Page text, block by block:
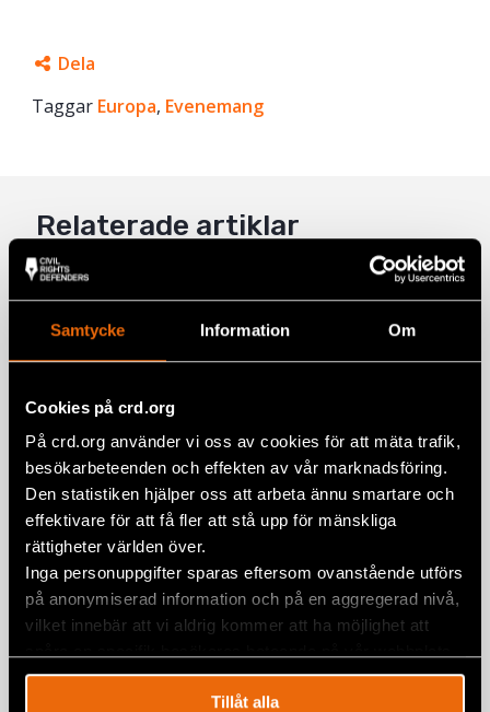
Samtycke Information Om
Cookies på crd.org
På crd.org använder vi oss av cookies för att mäta trafik,
besökarbeteenden och effekten av vår marknadsföring.
Den statistiken hjälper oss att arbeta ännu smartare och
effektivare för att få fler att stå upp för mänskliga
rättigheter världen över.
Inga personuppgifter sparas eftersom ovanstående utförs
på anonymiserad information och på en aggregerad nivå,
vilket innebär att vi aldrig kommer att ha möjlighet att
Tillåt alla
Dela
Facebook
Mail
Taggar Europa, Evenemang
Relaterade artiklar
Prideparad i Bosnien och Hercegovina
samlade hundratals för lika
BOSNIEN-HERCEGOVINA
Srebrenica 30 år senare: Minnet,
sanningen, och kampen mot
förnekelse
BOSNIEN-HERCEGOVINA NYHETER 11 juli 2025
Love rules på BiH Pride March i
BOSNIEN-HERCEGOVINA,NYHETER 24 juni 2025